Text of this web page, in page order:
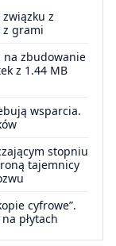
z
z grami
na zbudowanie
z 1.44 MB
wsparcia.
stopniu
tajemnicy
cyfrowe”.
płytach